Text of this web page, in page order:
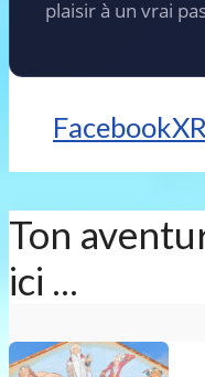
plaisir à un vrai
FacebookX
Ton
ici ...